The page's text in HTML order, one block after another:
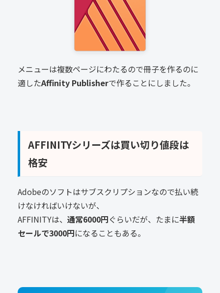
メニューは複数ページにわたるので冊子を作るのに
適したAffinity Publisherで作ることにしました。
AFFINITYシリーズは買い切り値段は
格安
Adobeのソフトはサブスクリプションなので払い続
けなければいけないが、
AFFINITYは、 通常6000円ぐらいだが、たまに半額
セールで3000円になることもある。